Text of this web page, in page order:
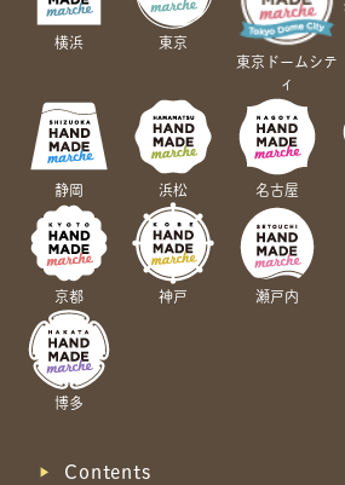
共有方法を選択
横浜
東京
東京ドームシテ
ィ
静岡 浜松 名古屋
京都 神戸 瀬戸内
博多
Contents